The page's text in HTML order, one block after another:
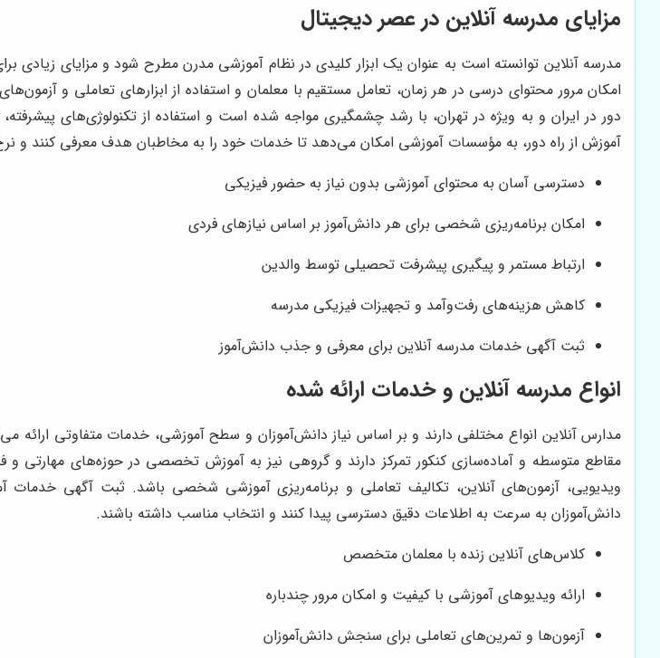
مزایای مدرسه آنلاین در عصر دیجیتال
مدرسه آنلاین توانسته است به عنوان یک ابزار کلیدی در نظام آموزشی مدرن مطرح شود و مزایای زیادی
امکان مرور محتوای درسی در هر زمان، تعامل مستقیم با معلمان و استفاده از ابزارهای تعاملی و
دور در ایران و به ویژه در تهران، با رشد چشمگیری مواجه شده است و استفاده از تکنولوژی‌های
آموزش از راه دور، به مؤسسات آموزشی امکان می‌دهد تا خدمات خود را به مخاطبان هدف معرفی کنند و
دسترسی آسان به محتوای آموزشی بدون نیاز به حضور فیزیکی
امکان برنامه‌ریزی شخصی برای هر دانش‌آموز بر اساس نیازهای فردی
ارتباط مستمر و پیگیری پیشرفت تحصیلی توسط والدین
کاهش هزینه‌های رفت‌وآمد و تجهیزات فیزیکی مدرسه
ثبت آگهی خدمات مدرسه آنلاین برای معرفی و جذب دانش‌آموز
انواع مدرسه آنلاین و خدمات ارائه شده
مدارس آنلاین انواع مختلفی دارند و بر اساس نیاز دانش‌آموزان و سطح آموزشی، خدمات متفاوتی ارائه
مقاطع متوسطه و آماده‌سازی کنکور تمرکز دارند و گروهی نیز به آموزش تخصصی در حوزه‌های مهارتی و
ویدیویی، آزمون‌های آنلاین، تکالیف تعاملی و برنامه‌ریزی آموزشی شخصی باشد. ثبت آگهی خدمات
دانش‌آموزان به سرعت به اطلاعات دقیق دسترسی پیدا کنند و انتخاب مناسب داشته باشند.
کلاس‌های آنلاین زنده با معلمان متخصص
ارائه ویدیوهای آموزشی با کیفیت و امکان مرور چندباره
آزمون‌ها و تمرین‌های تعاملی برای سنجش دانش‌آموزان